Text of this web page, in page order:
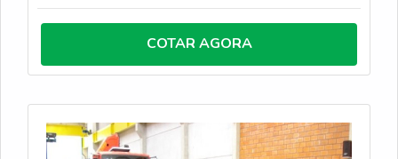
COTAR AGORA